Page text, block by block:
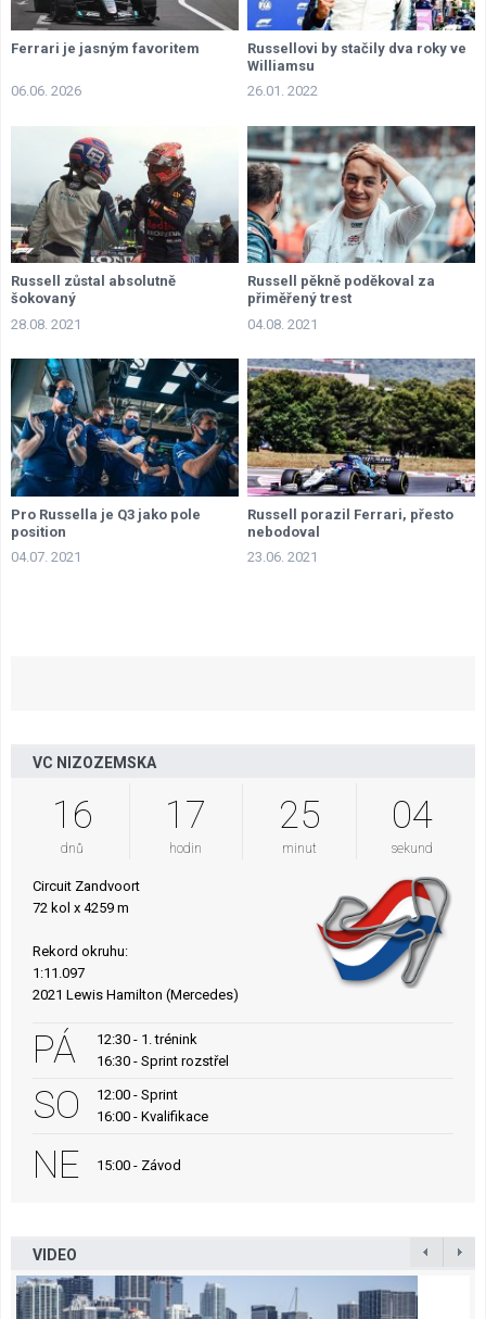
Ferrari je jasným favoritem
06.06. 2026
Russellovi by stačily dva roky ve
Williamsu
26.01. 2022
Russell zůstal absolutně
šokovaný
28.08. 2021
Russell pěkně poděkoval za
přiměřený trest
04.08. 2021
Pro Russella je Q3 jako pole
position
04.07. 2021
Russell porazil Ferrari, přesto
nebodoval
23.06. 2021
VC NIZOZEMSKA
16
dnů
17
hodin
25
minut
03
sekund
Circuit Zandvoort
72 kol x 4259 m
Rekord okruhu:
1:11.097
2021 Lewis Hamilton (Mercedes)
PÁ
12:30 - 1. trénink
16:30 - Sprint rozstřel
SO
12:00 - Sprint
16:00 - Kvalifikace
NE 15:00 - Závod
VIDEO